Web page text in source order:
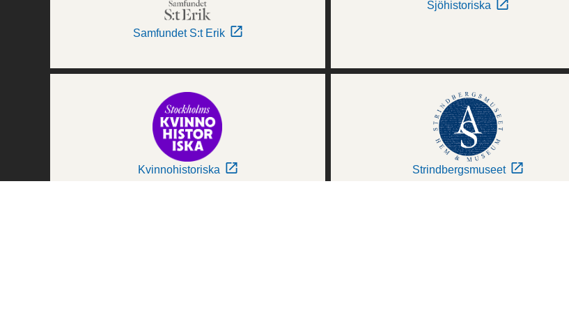
Samfundet S:t Erik
Sjöhistoriska
Kvinnohistoriska Strindbergsmuseet